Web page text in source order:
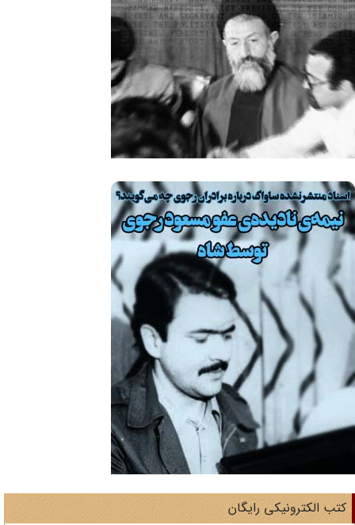
الکترونیکی رایگان